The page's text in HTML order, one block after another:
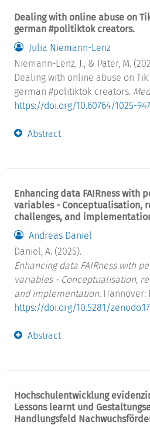
Dealing with online abuse on
german #politiktok creators.
Julia Niemann-Lenz
Niemann-Lenz, J., & Pater, M.
Dealing with online abuse on
german #politiktok creators.
https://doi.org/10.60764/1025-
Abstract
Enhancing data FAIRness with
variables - Conceptualisation,
challenges, and
Andreas Daniel
Daniel, A. (2025).
Enhancing data FAIRness with
variables - Conceptualisation,
and implementation. Hannover:
https://doi.org/10.5281/
Abstract
Hochschulentwicklung
Lessons learnt und
Handlungsfeld